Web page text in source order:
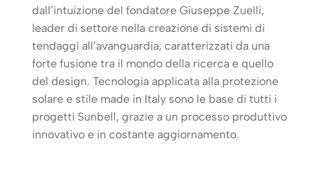
dall’intuizione del fondatore Giuseppe Zuelli,
leader di settore nella creazione di sistemi di
tendaggi all’avanguardia, caratterizzati da una
forte fusione tra il mondo della ricerca e quello
del design. Tecnologia applicata alla protezione
solare e stile made in Italy sono le base di tutti i
progetti Sunbell, grazie a un processo produttivo
innovativo e in costante aggiornamento.